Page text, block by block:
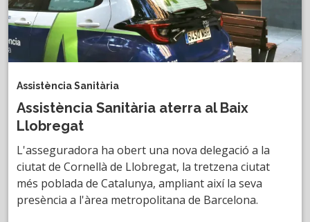
Assistència Sanitària
Assistència Sanitària aterra al Baix
Llobregat
L'asseguradora ha obert una nova delegació a la
ciutat de Cornellà de Llobregat, la tretzena ciutat
més poblada de Catalunya, ampliant així la seva
presència a l'àrea metropolitana de Barcelona.